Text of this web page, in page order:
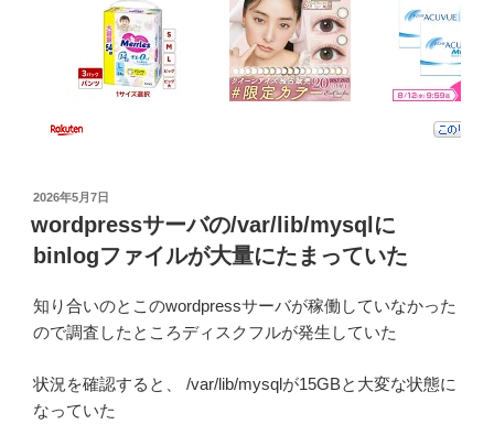
投
日:
2026年5月7日
wordpressサーバの/var/lib/mysqlに
binlogファイルが大量にたまっていた
知り合いのとこのwordpressサーバが稼働していなかった
ので調査したところディスクフルが発生していた
状況を確認すると、 /var/lib/mysqlが15GBと大変な状態に
なっていた